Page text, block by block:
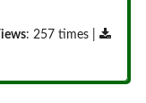
: 257 times |